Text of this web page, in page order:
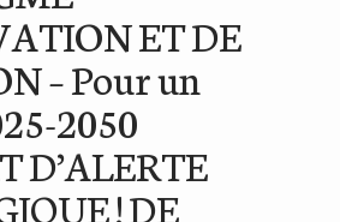
ET DE
– Pour un
2050
D’ALERTE
! DE